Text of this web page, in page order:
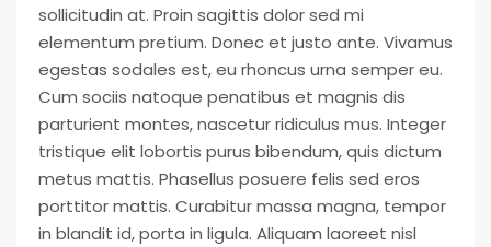
sollicitudin at. Proin sagittis dolor sed mi
elementum pretium. Donec et justo ante. Vivamus
egestas sodales est, eu rhoncus urna semper eu.
Cum sociis natoque penatibus et magnis dis
parturient montes, nascetur ridiculus mus. Integer
tristique elit lobortis purus bibendum, quis dictum
metus mattis. Phasellus posuere felis sed eros
porttitor mattis. Curabitur massa magna, tempor
in blandit id, porta in ligula. Aliquam laoreet nisl